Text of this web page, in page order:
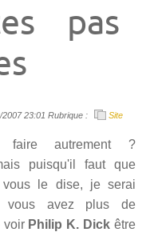
pas
23:01 Rubrique : Site
faire autrement ?
puisqu'il faut que
vous le dise, je serai
vous avez plus de
voir Philip K. Dickêtre